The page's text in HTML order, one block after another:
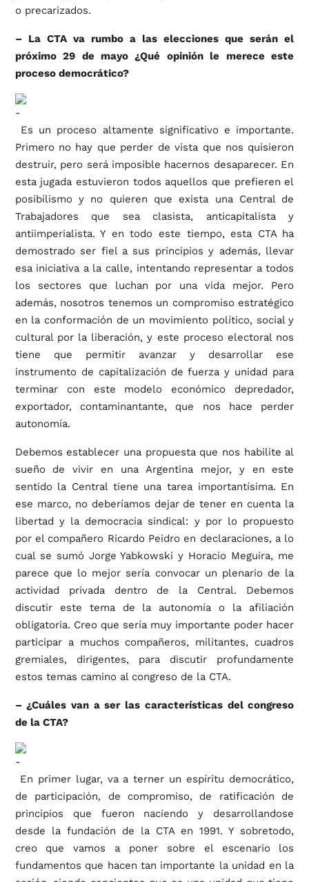
o precarizados.
– La CTA va rumbo a las elecciones que serán el
próximo 29 de mayo ¿Qué opinión le merece este
proceso democrático?
Es un proceso altamente significativo e importante.
Primero no hay que perder de vista que nos quisieron
destruir, pero será imposible hacernos desaparecer. En
esta jugada estuvieron todos aquellos que prefieren el
posibilismo y no quieren que exista una Central de
Trabajadores que sea clasista, anticapitalista y
antiimperialista. Y en todo este tiempo, esta CTA ha
demostrado ser fiel a sus principios y además, llevar
esa iniciativa a la calle, intentando representar a todos
los sectores que luchan por una vida mejor. Pero
además, nosotros tenemos un compromiso estratégico
en la conformación de un movimiento político, social y
cultural por la liberación, y este proceso electoral nos
tiene que permitir avanzar y desarrollar ese
instrumento de capitalización de fuerza y unidad para
terminar con este modelo económico depredador,
exportador, contaminantante, que nos hace perder
autonomía.
Debemos establecer una propuesta que nos habilite al
sueño de vivir en una Argentina mejor, y en este
sentido la Central tiene una tarea importantísima. En
ese marco, no deberíamos dejar de tener en cuenta la
libertad y la democracia sindical: y por lo propuesto
por el compañero Ricardo Peidro en declaraciones, a lo
cual se sumó Jorge Yabkowski y Horacio Meguira, me
parece que lo mejor sería convocar un plenario de la
actividad privada dentro de la Central. Debemos
discutir este tema de la autonomía o la afiliación
obligatoria. Creo que sería muy importante poder hacer
participar a muchos compañeros, militantes, cuadros
gremiales, dirigentes, para discutir profundamente
estos temas camino al congreso de la CTA.
– ¿Cuáles van a ser las características del congreso
de la CTA?
En primer lugar, va a terner un espíritu democrático,
de participación, de compromiso, de ratificación de
principios que fueron naciendo y desarrollandose
desde la fundación de la CTA en 1991. Y sobretodo,
creo que vamos a poner sobre el escenario los
fundamentos que hacen tan importante la unidad en la